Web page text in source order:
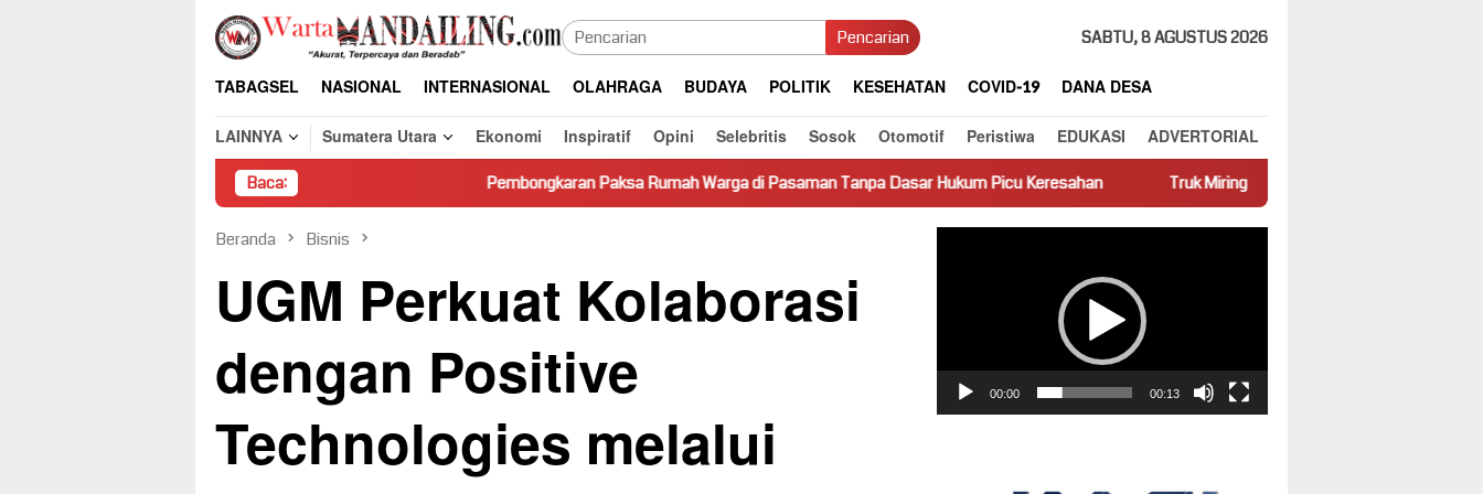
Loncat
konten
Pencarian SABTU, 8 AGUSTUS 2026
TABAGSEL NASIONAL INTERNASIONAL OLAHRAGA BUDAYA POLITIK KESEHATAN COVID-19
DANA DESA
LAINNYA
Sumatera Utara Ekonomi Inspiratif Opini Selebritis Sosok Otomotif Peristiwa EDUKASI ADVERTORIAL
Baca: Pembongkaran Paksa Rumah Warga di Pasaman Tanpa Dasar Hukum Picu Keresahan Truk Miring Hambat Arus Lalu Lintas di Jalan Panti–Simpang
Beranda Bisnis
UGM Perkuat Kolaborasi
dengan Positive
Technologies melalui
00:00 00:13